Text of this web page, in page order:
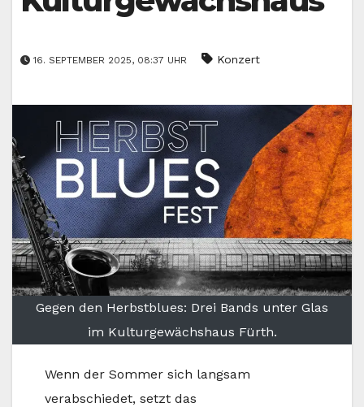
16. SEPTEMBER 2025, 08:37 UHR Konzert
Gegen den Herbstblues: Drei Bands unter Glas
im Kulturgewächshaus Fürth.
Wenn der Sommer sich langsam
verabschiedet, setzt das